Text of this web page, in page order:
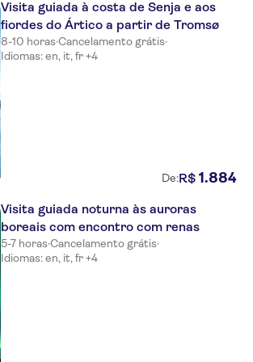
Visita guiada à costa de Senja e aos
fiordes do Ártico a partir de Tromsø
8-10 horas·Cancelamento grátis·
Idiomas: en, it, fr +4
De:R$ 1 .884
Visita guiada noturna às auroras
boreais com encontro com renas
5-7 horas·Cancelamento grátis·
Idiomas: en, it, fr +4